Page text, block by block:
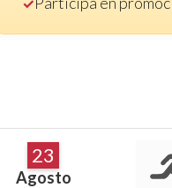
23
Agosto